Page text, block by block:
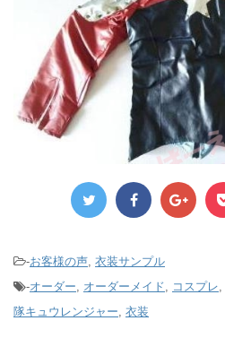
-お客様の声, 衣装サンプル
-オーダー, オーダーメイド, コスプレ,
隊キュウレンジャー, 衣装